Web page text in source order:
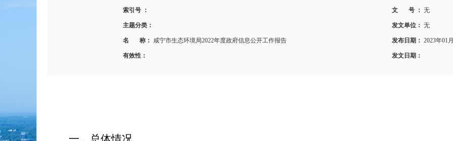
索引号 ： 文 号 ： 无
主题分类： 发文单位： 无
名 称： 咸宁市生态环境局2022年度政府信息公开工作报告 发布日期： 2023年01
有效性： 发文日期：